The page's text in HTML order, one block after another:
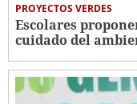
PROYECTOS VERDES
Escolares
cuidado del